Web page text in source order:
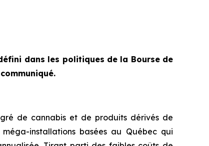
dans les politiques de la Bourse de
de cannabis et de produits dérivés de
installations basées au Québec qui